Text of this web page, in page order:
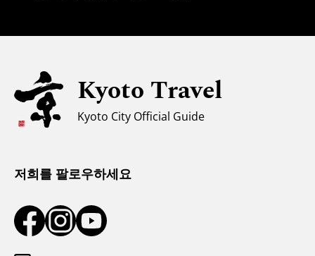
유니버설 관광
무슬림을 위한 정보
날씨와 옷차림
Kyoto Travel
Kyoto City Official Guide
저희를 팔로우하세요